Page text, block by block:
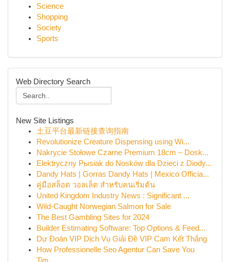
Science
Shopping
Society
Sports
Web Directory Search
New Site Listings
土豆平台最新链接查询指南
Revolutionize Creature Dispensing using Wi...
Nakrycie Stołowe Czarne Premium 18cm – Dosk...
Elektryczny Pыsiak do Nosków dla Dzieci z Diody...
Dandy Hats | Gorras Dandy Hats | Mexico Officia...
คู่มือสล็อต วอลเล็ต สำหรับคนเริ่มต้น
United Kingdom Industry News : Significant ...
Wild-Caught Norwegian Salmon for Sale
The Best Gambling Sites for 2024
Builder Estimating Software: Top Options & Feed...
Dự Đoán VIP Dịch Vụ Giải Đề VIP Cam Kết Thắng
How Professionelle Seo Agentur Can Save You